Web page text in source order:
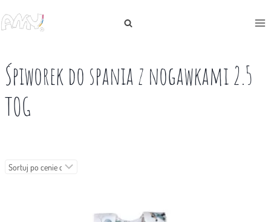
do
treści
Śpiworek do spania z nogawkami 2.5
TOG